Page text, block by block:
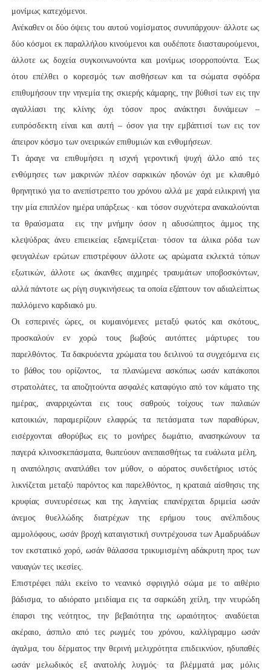
μονίμως κατεχόμενοι.
Ανέκαθεν οι δύο όψεις του αυτού νομίσματος συνυπάρχουν∙ άλλοτε ως
δύο κόσμοι εκ παραλλήλου κινούμενοι και ουδέποτε διασταυρούμενοι,
άλλοτε ως δοχεία συγκοινωνούντα και μονίμως ισορροπούντα. Έως
ότου επέλθει ο κορεσμός των αισθήσεων και τα σώματα σφόδρα
επιθυμήσουν την νηνεμία της σκιερής κάμαρης, την βύθισί των εις την
αγαλλίασι της κλίνης όχι τόσον προς ανάκτησι δυνάμεων –
ευπρόσδεκτη είναι και αυτή – όσον για την εμβάπτισί των εις τον
άπειρον κόσμο των ονειρικών επιθυμιών και ενθυμήσεων.
Τι άραγε να επιθυμήσει η ισχνή γεροντική ψυχή άλλο από τες
ενθύμησες των μακρινών πλέον σαρκικών ηδονών όχι με κλαυθμό
θρηνητικό για το ανεπίστρεπτο του χρόνου αλλά με χαρά ειλικρινή για
την μία επιπλέον ημέρα υπάρξεως ∙ και τόσον συχνότερα ανακαλούνται
τα θραύσματα εις την μνήμην όσον η αδυσώπητος άμμος της
κλεψύδρας άνευ επιεικείας εξανεμίζεται∙ τόσον τα άλικα ρόδα των
φευγαλέων ερώτων επιστρέφουν άλλοτε ως αρώματα εκλεκτά τόπων
εξωτικών, άλλοτε ως άκανθες αιχμηρές τραυμάτων υποβοσκόντων,
αλλά πάντοτε ως ρίγη συγκινήσεως τα οποία εξάπτουν τον αδιαλείπτως
παλλόμενο καρδιακό μυ.
Οι εσπερινές ώρες, οι κυμαινόμενες μεταξύ φωτός και σκότους,
προσκαλούν εν χορώ τους βωβούς αυτόπτες μάρτυρες του
παρελθόντος. Τα δακρυόεντα χρώματα του δειλινού τα συγχεόμενα εις
το βάθος του ορίζοντος, τα πλανώμενα ασκόπως ωσάν κατάκοποι
στρατολάτες, τα αποζητούντα ασφαλές καταφύγιο από τον κάματο της
ημέρας, αναρριχώνται εις τους σαθρούς τοίχους των παλαιών
κατοικιών, παραμερίζουν ελαφρώς τα πετάσματα των παραθύρων,
εισέρχονται αθορύβως εις το μονήρες δωμάτιο, ανασηκώνουν τα
παγερά κλινοσκεπάσματα, θωπεύουν ανεπαισθήτως τα ευάλωτα μέλη,
η αναπόλησις αναπλάθει τον μύθον, ο αόρατος συνδετήριος ιστός
λικνίζεται μεταξύ παρόντος και παρελθόντος, η κραταιά αίσθησις της
κρυφίας συνευρέσεως και της λαγνείας επανέρχεται δριμεία ωσάν
άνεμος θυελλώδης διατρέχων της ερήμου τους ανέλπιδους
αμμολόφους, ωσάν βροχή καταιγιστική συντρέχουσα των Αμαδρυάδων
τον εκστατικό χορό, ωσάν θάλασσα τρικυμισμένη αδάκρυτη προς των
ναυαγών τες ικεσίες.
Επιστρέφει πάλι εκείνο το νεανικό σφριγηλό σώμα με το αιθέριο
βάδισμα, το αδιόρατο μειδίαμα εις τα σαρκώδη χείλη, την νευρώδη
έπαρσι της νεότητος, την βεβαιότητα της ωραιότητος∙ αναδύεται
ακέραιο, άσπιλο από τες ρωγμές του χρόνου, καλλίγραμμο ωσάν
άγαλμα, του δέρματος την θερινή μελιχρότητα επιδεικνύον, ηδυπαθές
ωσάν μελωδικός εξ ανατολής λυγμός∙ τα βλέμματά μας μόλις